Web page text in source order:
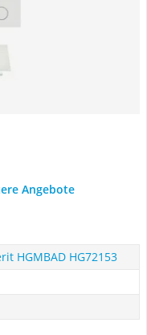
Angebote
HGMBAD HG72153